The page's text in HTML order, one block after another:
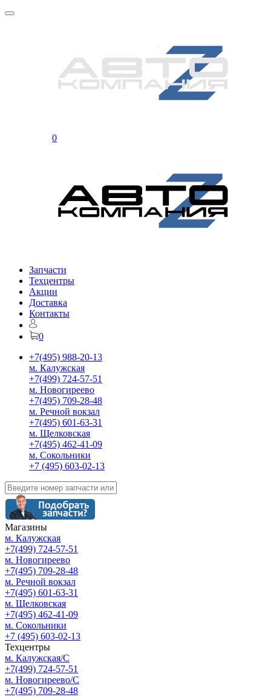
0
Запчасти
Техцентры
Акции
Доставка
Контакты
0
+7(495) 988-20-13
м. Калужская
+7(499) 724-57-51
м. Новогиреево
+7(495) 709-28-48
м. Речной вокзал
+7(495) 601-63-31
м. Щелковская
+7(495) 462-41-09
м. Сокольники
+7 (495) 603-02-13
Магазины
м. Калужская
+7(499) 724-57-51
м. Новогиреево
+7(495) 709-28-48
м. Речной вокзал
+7(495) 601-63-31
м. Щелковская
+7(495) 462-41-09
м. Сокольники
+7 (495) 603-02-13
Техцентры
м. Калужская/С
+7(499) 724-57-51
м. Новогиреево/С
+7(495) 709-28-48